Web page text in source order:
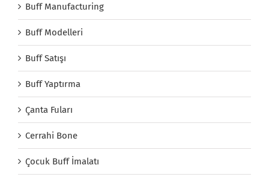
Buff Manufacturing
Buff Modelleri
Buff Satışı
Buff Yaptırma
Çanta Fuları
Cerrahi Bone
Çocuk Buff İmalatı